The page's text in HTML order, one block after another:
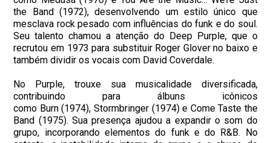
the Band (1972), desenvolvendo um estilo único que
mesclava rock pesado com influências do funk e do soul.
Seu talento chamou a atenção do Deep Purple, que o
recrutou em 1973 para substituir Roger Glover no baixo e
também dividir os vocais com David Coverdale.
No Purple, trouxe sua musicalidade diversificada,
contribuindo para álbuns icônicos
como Burn (1974), Stormbringer (1974) e Come Taste the
Band (1975). Sua presença ajudou a expandir o som do
grupo, incorporando elementos do funk e do R&B. No